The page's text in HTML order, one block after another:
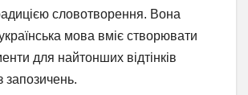
словотворення. Вона
мова вміє створювати
для найтонших відтінків
запозичень.